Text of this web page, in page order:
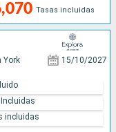
Tasas incluidas
York 15/10/2027
incluidas